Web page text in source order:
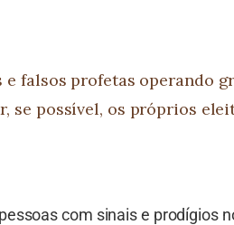
falsos profetas operando
se possível, os próprios
com sinais e prodígios